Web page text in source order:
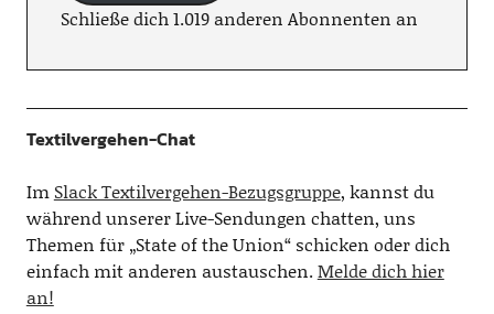
Schließe dich 1.019 anderen Abonnenten an
Textilvergehen-Chat
Im Slack Textilvergehen-Bezugsgruppe, kannst du
während unserer Live-Sendungen chatten, uns
Themen für „State of the Union“ schicken oder dich
einfach mit anderen austauschen.Melde dich hier
an!